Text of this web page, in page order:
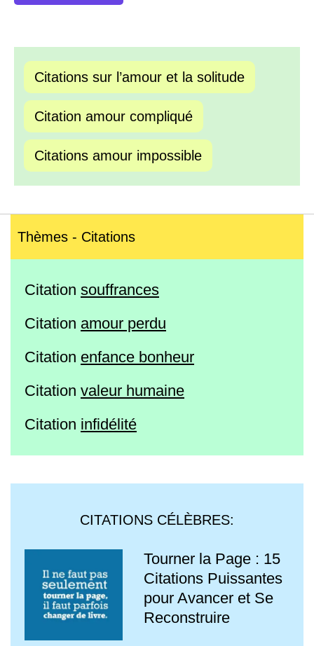
Citations sur l’amour et la solitude
Citation amour compliqué
Citations amour impossible
Thèmes - Citations
Citation souffrances
Citation amour perdu
Citation enfance bonheur
Citation valeur humaine
Citation infidélité
CITATIONS CÉLÈBRES:
Tourner la Page : 15
Citations Puissantes
pour Avancer et Se
Reconstruire